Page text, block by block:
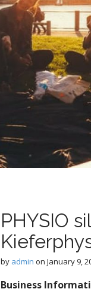
PHYSIO
by admin on January 9,
Business